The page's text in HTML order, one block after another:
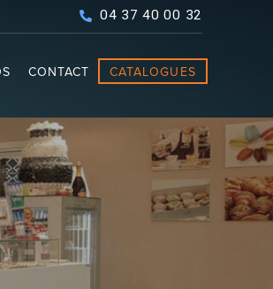
04 37 40 00 32
CONTACT CATALOGUES